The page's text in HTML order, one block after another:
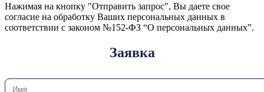
Нажимая на кнопку "Отправить запрос", Вы даете свое
согласие на обработку Ваших персональных данных в
соответствии с законом №152-ФЗ “О персональных данных”.
Заявка